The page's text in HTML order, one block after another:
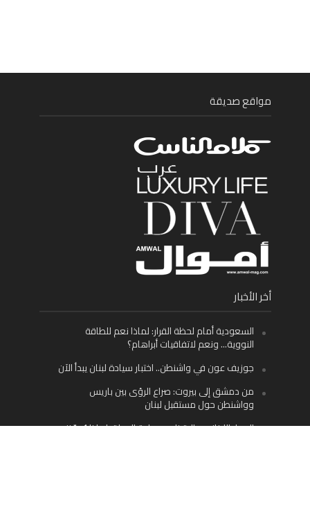
مواقع صديقة
أخر الأخبار
السعودية أمام لحظة القرار: لماذا نعم للطاقة
النووية… ونعم لاتفاقيات أبراهام؟
جوزيف عون في واشنطن.. اختبار سيادة لبنان يبدأ الآن
من دمشق إلى بيروت: صراع الرؤى بين باريس
وواشنطن حول مستقبل لبنان
اليسار اللبناني «اليقظ» وسيادة الدولة: لماذا يُعدّ نزع